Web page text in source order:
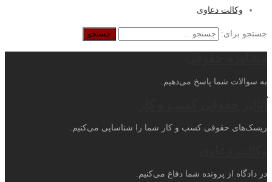
وکالت دعاوی
جستجو برای:
به سوالات شما پاسخ می‌دهیم.
ریسک‌های حقوقی کسب و کار شما را شناسایی می‌کنیم.
در دادگاه از پرونده شما دفاع می‌کنیم.